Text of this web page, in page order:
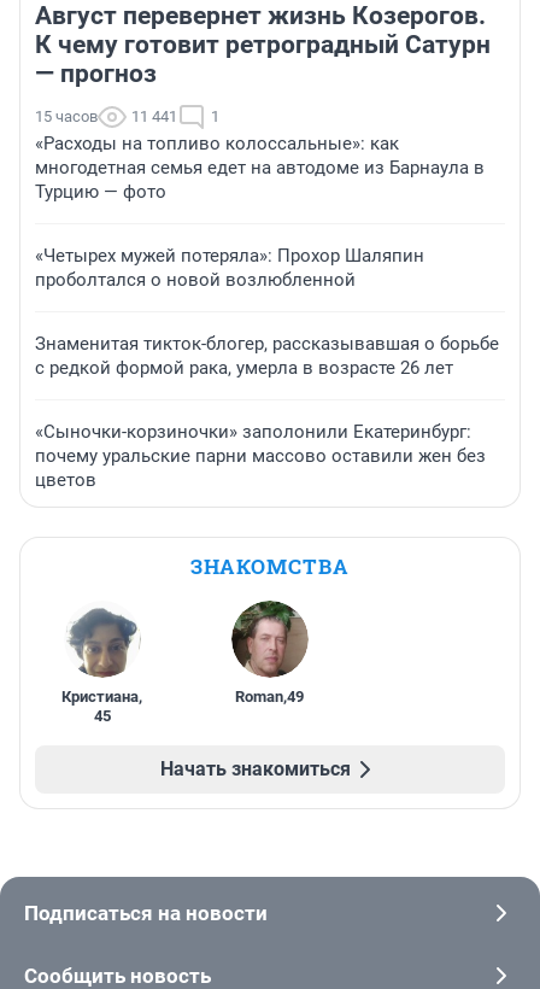
Август перевернет жизнь Козерогов.
К чему готовит ретроградный Сатурн
— прогноз
15 часов 11 441 1
«Расходы на топливо колоссальные»: как
многодетная семья едет на автодоме из Барнаула в
Турцию — фото
«Четырех мужей потеряла»: Прохор Шаляпин
проболтался о новой возлюбленной
Знаменитая тикток-блогер, рассказывавшая о борьбе
с редкой формой рака, умерла в возрасте 26 лет
«Сыночки-корзиночки» заполонили Екатеринбург:
почему уральские парни массово оставили жен без
цветов
ЗНАКОМСТВА
Кристиана,
45
Roman,49
Начать знакомиться
Подписаться на новости
Сообщить новость